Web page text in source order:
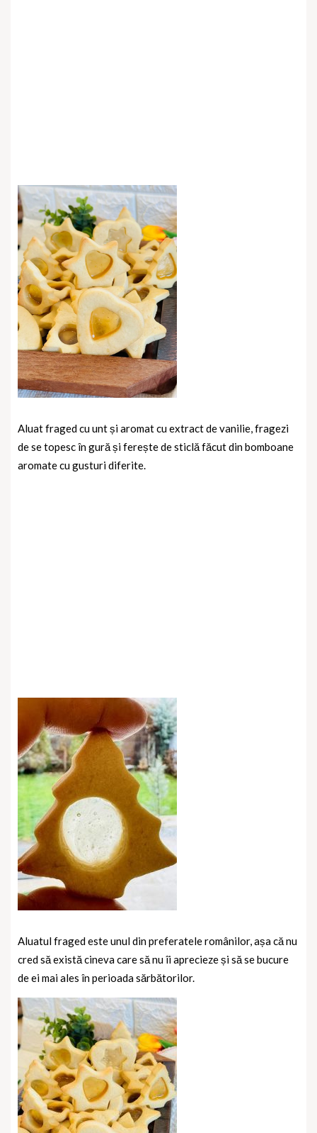
Aluat fraged cu unt și aromat cu extract de vanilie, fragezi
de se topesc în gură și ferește de sticlă făcut din bomboane
aromate cu gusturi diferite.
Aluatul fraged este unul din preferatele românilor, așa că nu
cred să există cineva care să nu îi aprecieze și să se bucure
de ei mai ales în perioada sărbătorilor.